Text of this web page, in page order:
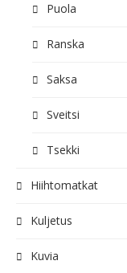
Puola
Ranska
Saksa
Sveitsi
Tsekki
Hiihtomatkat
Kuljetus
Kuvia